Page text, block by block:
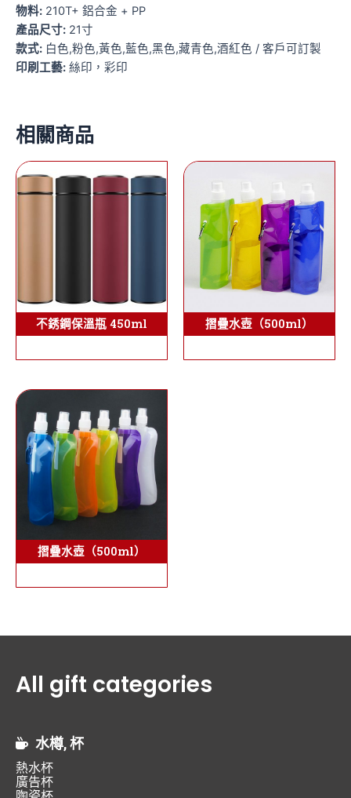
物料: 210T+ 鋁合金 + PP
產品尺寸: 21寸
款式: 白色,粉色,黃色,藍色,黑色,藏青色,酒紅色 / 客戶可訂製
印刷工藝: 絲印，彩印
相關商品
不銹鋼保溫瓶 450ml 摺疊水壺（500ml）
摺疊水壺（500ml）
All gift categories
水樽, 杯
熱水杯
廣告杯